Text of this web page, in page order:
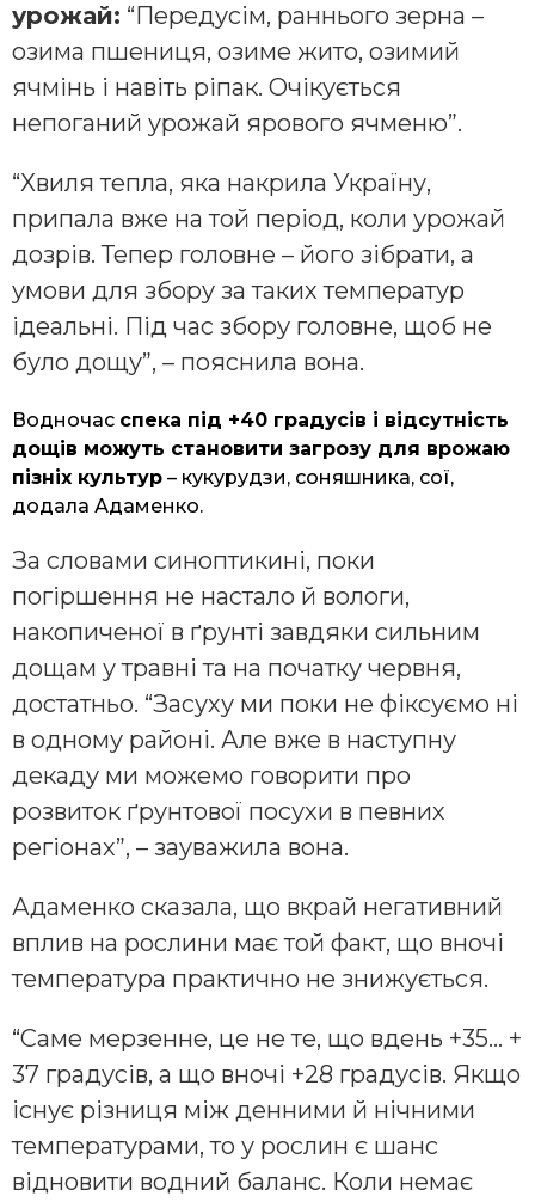
урожай: “Передусім, раннього зерна –
озима пшениця, озиме жито, озимий
ячмінь і навіть ріпак. Очікується
непоганий урожай ярового ячменю”.
“Хвиля тепла, яка накрила Україну,
припала вже на той період, коли урожай
дозрів. Тепер головне – його зібрати, а
умови для збору за таких температур
ідеальні. Під час збору головне, щоб не
було дощу”, – пояснила вона.
Водночас спека під +40 градусів і відсутність
дощів можуть становити загрозу для врожаю
пізніх культур – кукурудзи, соняшника, сої,
додала Адаменко.
За словами синоптикині, поки
погіршення не настало й вологи,
накопиченої в ґрунті завдяки сильним
дощам у травні та на початку червня,
достатньо. “Засуху ми поки не фіксуємо ні
в одному районі. Але вже в наступну
декаду ми можемо говорити про
розвиток ґрунтової посухи в певних
регіонах”, – зауважила вона.
Адаменко сказала, що вкрай негативний
вплив на рослини має той факт, що вночі
температура практично не знижується.
“Саме мерзенне, це не те, що вдень +35… +
37 градусів, а що вночі +28 градусів. Якщо
існує різниця між денними й нічними
температурами, то у рослин є шанс
відновити водний баланс. Коли немає